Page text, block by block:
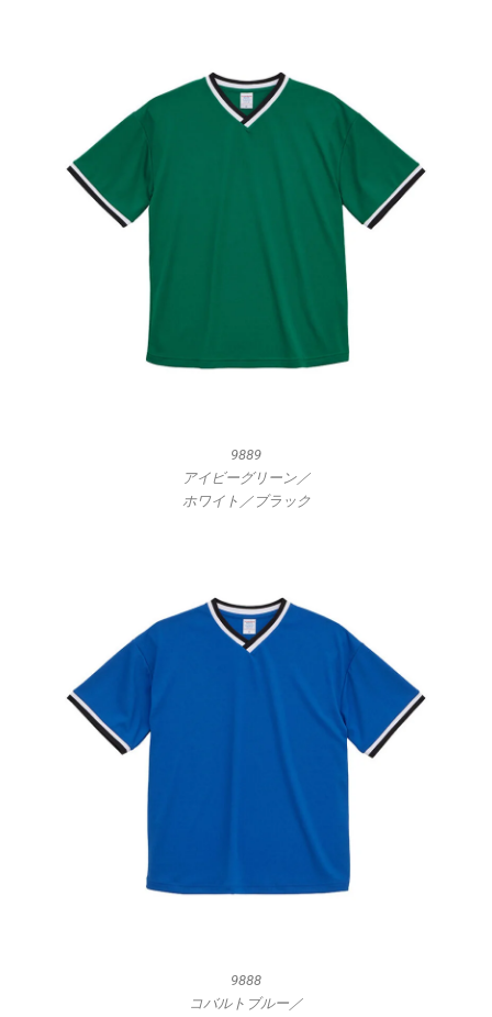
9889
アイビーグリーン／
ホワイト／ブラック
9888
コバルトブルー／